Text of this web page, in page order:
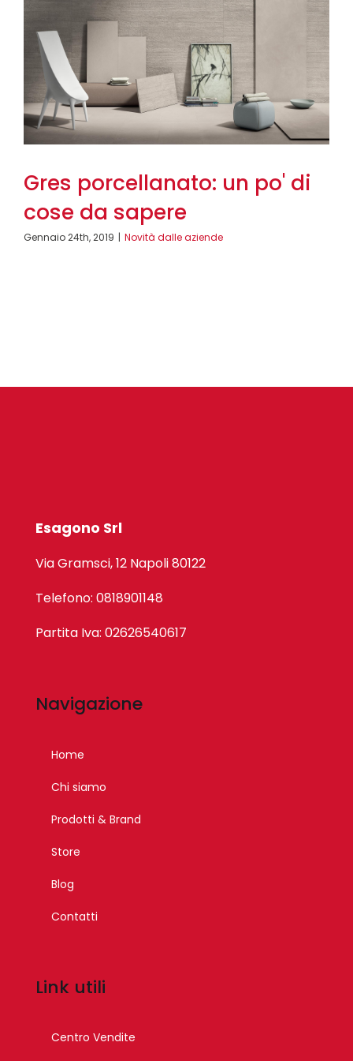
Gres porcellanato: un po' di
cose da sapere
Gennaio 24th, 2019 | Novità dalle aziende
Esagono Srl
Via Gramsci, 12 Napoli 80122
Telefono: 0818901148
Partita Iva: 02626540617
Navigazione
Home
Chi siamo
Prodotti & Brand
Store
Blog
Contatti
Link utili
Centro Vendite